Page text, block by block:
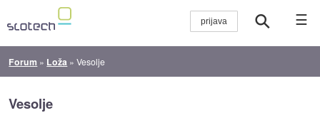
☰
Forum » Loža »Vesolje
Vesolje